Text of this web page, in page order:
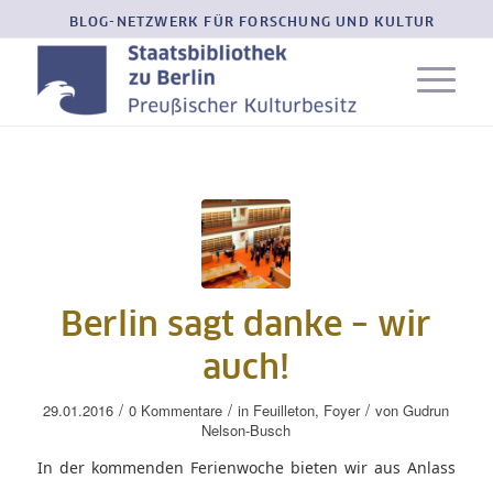
BLOG-NETZWERK FÜR FORSCHUNG UND KULTUR
Berlin sagt danke – wir
auch!
29.01.2016 / 0 Kommentare / in Feuilleton, Foyer / vonGudrun
Nelson-Busch
In der kommenden Ferienwoche bieten wir aus Anlass